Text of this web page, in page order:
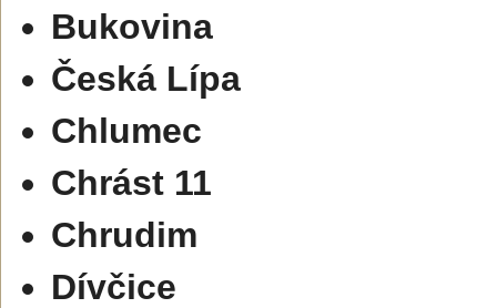
Bukovina
Česká Lípa
Chlumec
Chrást 11
Chrudim
Dívčice